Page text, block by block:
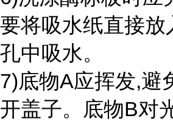
要将吸水纸直接放
孔中吸水。
7)底物A应挥发,避
开盖子。底物B对